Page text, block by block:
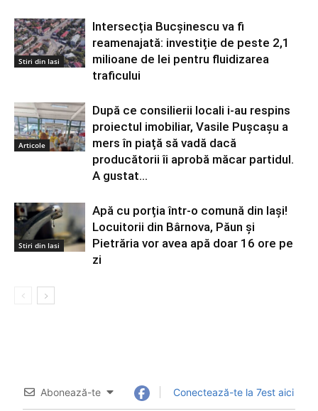
Stiri din Iasi
Intersecția Bucșinescu va fi
reamenajată: investiție de peste 2,1
milioane de lei pentru fluidizarea
traficului
Articole
După ce consilierii locali i-au respins
proiectul imobiliar, Vasile Pușcașu a
mers în piață să vadă dacă
producătorii îi aprobă măcar partidul.
A gustat...
Stiri din Iasi
Apă cu porția într-o comună din Iași!
Locuitorii din Bârnova, Păun și
Pietrăria vor avea apă doar 16 ore pe
zi
Abonează-te Conectează-te la 7est aici